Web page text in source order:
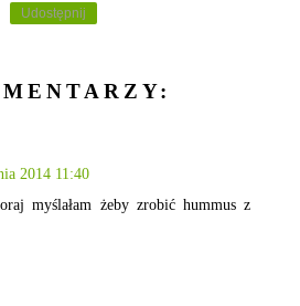
Udostępnij
2014 11:40
myślałam żeby zrobić hummus z